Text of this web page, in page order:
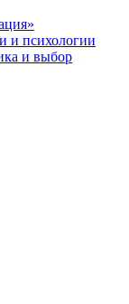
и психологии
и выбор